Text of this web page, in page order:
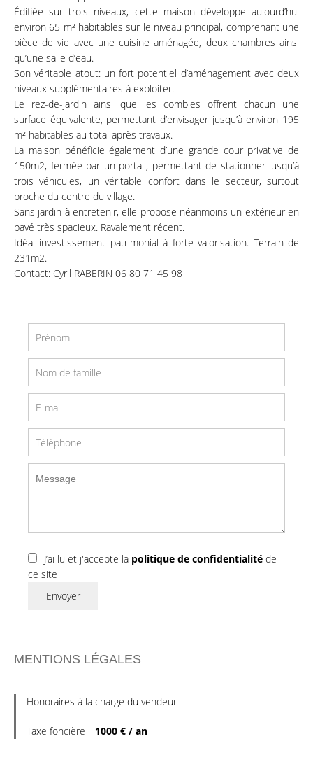
Édifiée sur trois niveaux, cette maison développe aujourd’hui
environ 65 m² habitables sur le niveau principal, comprenant une
pièce de vie avec une cuisine aménagée, deux chambres ainsi
qu’une salle d’eau.
Son véritable atout: un fort potentiel d’aménagement avec deux
niveaux supplémentaires à exploiter.
Le rez-de-jardin ainsi que les combles offrent chacun une
surface équivalente, permettant d’envisager jusqu’à environ 195
m² habitables au total après travaux.
La maison bénéficie également d’une grande cour privative de
150m2, fermée par un portail, permettant de stationner jusqu’à
trois véhicules, un véritable confort dans le secteur, surtout
proche du centre du village.
Sans jardin à entretenir, elle propose néanmoins un extérieur en
pavé très spacieux. Ravalement récent.
Idéal investissement patrimonial à forte valorisation. Terrain de
231m2.
Contact: Cyril RABERIN 06 80 71 45 98
J’ai lu et j'accepte la politique de confidentialité de
ce site
Envoyer
MENTIONS LÉGALES
Honoraires à la charge du vendeur
Taxe foncière 1000 € / an